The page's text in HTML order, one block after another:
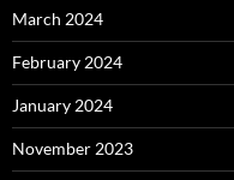
March 2024
February 2024
January 2024
November 2023